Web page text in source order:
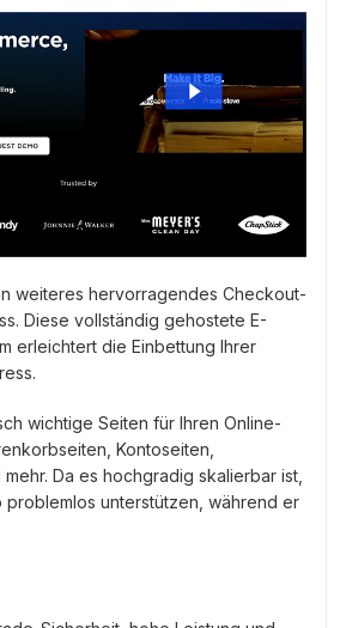
weiteres hervorragendes Checkout-
Diese vollständig gehostete E-
erleichtert die Einbettung Ihrer
wichtige Seiten für Ihren Online-
Kontoseiten,
Da es hochgradig skalierbar ist,
problemlos unterstützen, während er